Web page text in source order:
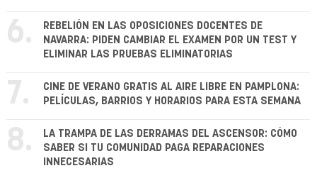
6.
REBELIÓN EN LAS OPOSICIONES DOCENTES DE
NAVARRA: PIDEN CAMBIAR EL EXAMEN POR UN TEST Y
ELIMINAR LAS PRUEBAS ELIMINATORIAS
7.
CINE DE VERANO GRATIS AL AIRE LIBRE EN PAMPLONA:
PELÍCULAS, BARRIOS Y HORARIOS PARA ESTA SEMANA
8.
LA TRAMPA DE LAS DERRAMAS DEL ASCENSOR: CÓMO
SABER SI TU COMUNIDAD PAGA REPARACIONES
INNECESARIAS